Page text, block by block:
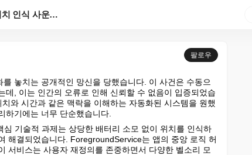
배터리 소모 없이 위치 인식 사운드 관리자 설계하기
팔로우
놓치는 공개적인 망신을 당했습니다. 이 사건은 수동으
, 이는 인간의 오류로 인해 신뢰할 수 없음이 입증되었습
와 시간과 같은 맥락을 이해하는 자동화된 시스템을 원했
하기에는 너무 단순했습니다.
기술적 과제는 상당한 배터리 소모 없이 위치를 인식하
해결되었습니다. ForegroundService는 앱의 중앙 로직 허
서비스는 사용자 재정의를 존중하면서 다양한 벨소리 모